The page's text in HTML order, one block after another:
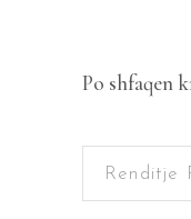
Po shfaqen
Renditje